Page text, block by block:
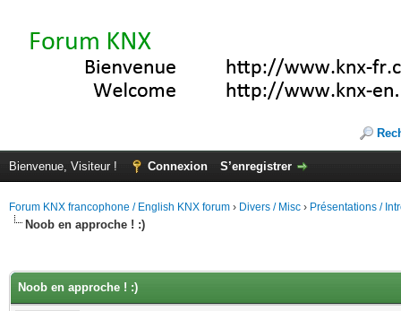
Bienvenue, Visiteur ! Connexion S’enregistrer
Forum KNX francophone / English KNX forum › Divers / Misc › Présentations /
Noob en approche ! :)
Noob en approche ! :)